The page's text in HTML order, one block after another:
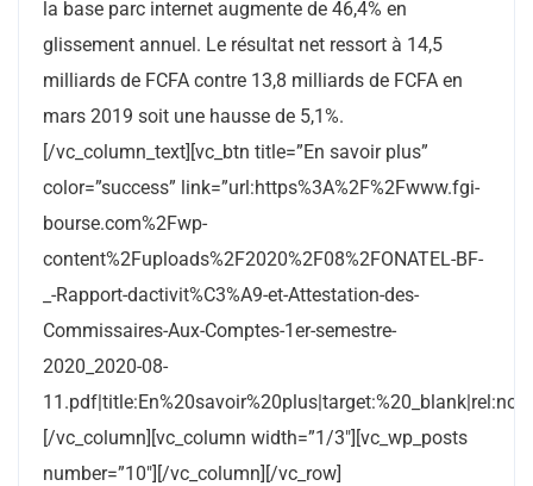
la base parc internet augmente de 46,4% en
glissement annuel. Le résultat net ressort à 14,5
milliards de FCFA contre 13,8 milliards de FCFA en
mars 2019 soit une hausse de 5,1%.
[/vc_column_text][vc_btn title=”En savoir plus”
color=”success” link=”url:https%3A%2F%2Fwww.fgi-
bourse.com%2Fwp-
content%2Fuploads%2F2020%2F08%2FONATEL-BF-
_-Rapport-dactivit%C3%A9-et-Attestation-des-
Commissaires-Aux-Comptes-1er-semestre-
2020_2020-08-
[/vc_column][vc_column width=”1/3″][vc_wp_posts
number=”10″][/vc_column][/vc_row]